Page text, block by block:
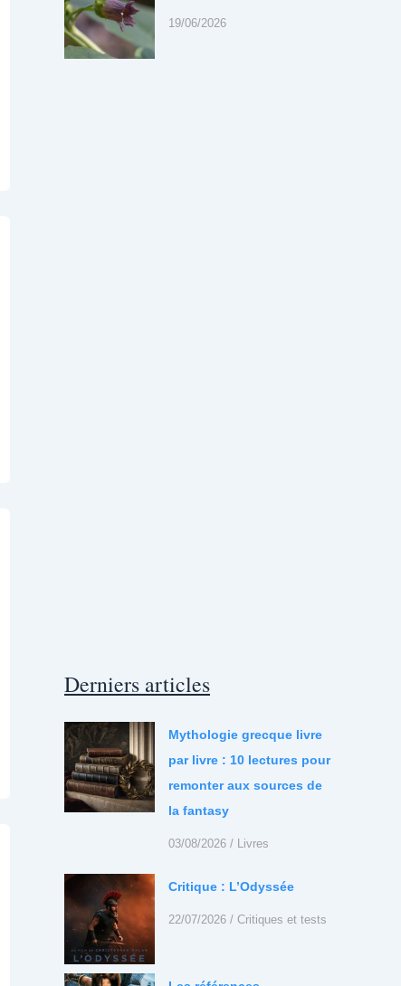
19/06/2026
Derniers articles
Mythologie grecque livre
par livre : 10 lectures pour
remonter aux sources de
la fantasy
03/08/2026 / Livres
Critique : L’Odyssée
22/07/2026 / Critiques et tests